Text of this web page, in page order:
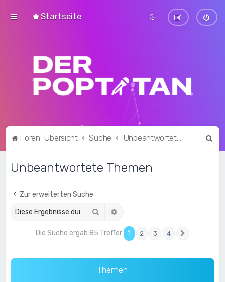
Startseite
Foren-Übersicht Suche Unbeantwortete Themen
Unbeantwortete Themen
Zur erweiterten Suche
Suche
Die Suche ergab 85 Treffer 1 2 3 4
Themen